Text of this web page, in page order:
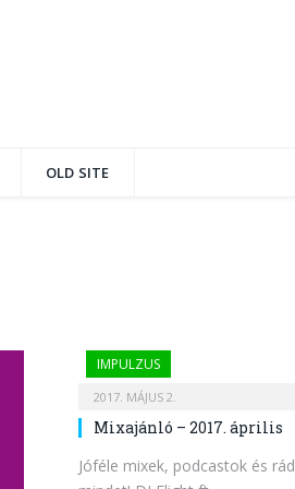
OLD SITE
IMPULZUS
2017. MÁJUS 2.
Mixajánló – 2017. április
Jóféle mixek, podcastok és